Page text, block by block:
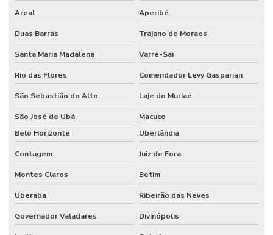
Areal Aperibé
Duas Barras Trajano de Moraes
Santa Maria Madalena Varre-Sai
Rio das Flores Comendador Levy Gasparian
São Sebastião do Alto Laje do Muriaé
São José de Ubá
Macuco
Belo Horizonte
Uberlândia
Contagem Juiz de Fora
Montes Claros Betim
Uberaba Ribeirão das Neves
Governador Valadares Divinópolis